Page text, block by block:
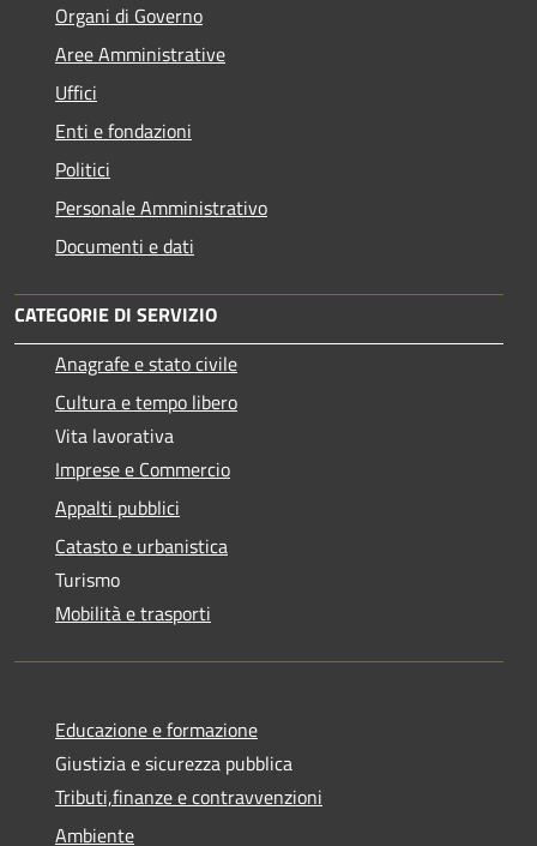
Organi di Governo
Aree Amministrative
Uffici
Enti e fondazioni
Politici
Personale Amministrativo
Documenti e dati
CATEGORIE DI SERVIZIO
Anagrafe e stato civile
Cultura e tempo libero
Vita lavorativa
Imprese e Commercio
Appalti pubblici
Catasto e urbanistica
Turismo
Mobilità e trasporti
Educazione e formazione
Giustizia e sicurezza pubblica
Tributi,finanze e contravvenzioni
Ambiente